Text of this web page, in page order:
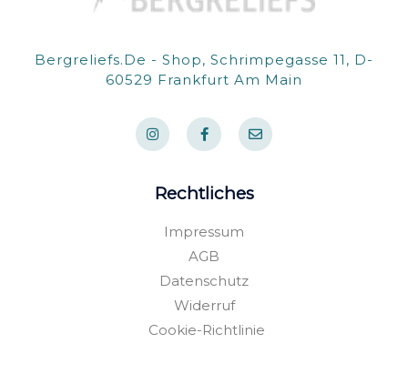
Bergreliefs.de - Shop, Schrimpegasse 11, D-
60529 Frankfurt Am Main
I
n
s
t
r
F
a
c
e
o
o
f
E
n
v
e
Rechtliches
Impressum
AGB
Datenschutz
Widerruf
Cookie-Richtlinie